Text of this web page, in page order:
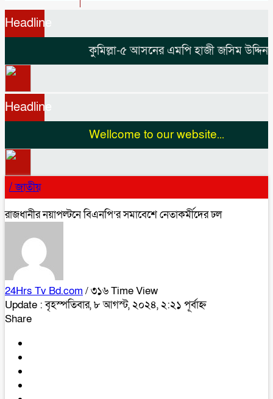
Headline
কুমিল্লা-৫ আসনের এমপি হাজী জসিম
Headline
Wellcome to our website...
/জাতীয়
রাজধানীর নয়াপল্টনে বিএনপি’র সমাবেশে নেতাকর্মীদের ঢল
24Hrs Tv Bd.com / ৩১৬ Time View
Update : বৃহস্পতিবার, ৮ আগস্ট, ২০২৪, ২:২১ পূর্বাহ্ন
Share